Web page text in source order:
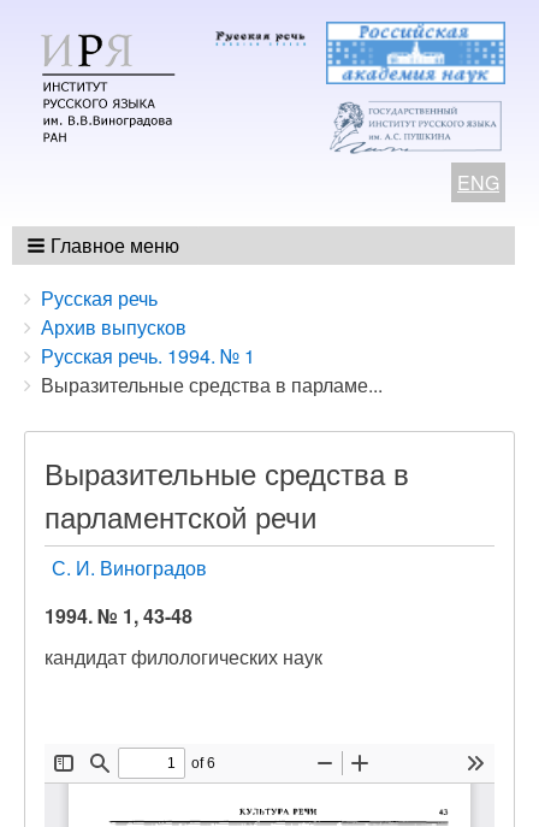
ENG
Главное меню
Breadcrumbs
You
are
here:
Русская речь
Архив выпусков
Русская речь. 1994. № 1
Выразительные средства в парламе...
Выразительные средства в
парламентской речи
С. И. Виноградов
1994. № 1, 43-48
кандидат филологических наук